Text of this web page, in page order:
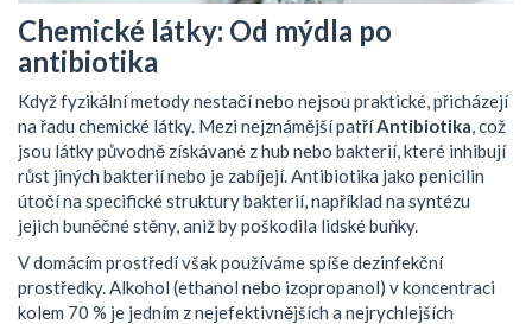
Chemické látky: Od mýdla po
antibiotika
Když fyzikální metody nestačí nebo nejsou praktické, přicházejí
na řadu chemické látky. Mezi nejznámější patříAntibiotika , což
jsou látky původně získávané z hub nebo bakterií, které inhibují
růst jiných bakterií nebo je zabíjejí. Antibiotika jako penicilin
útočí na specifické struktury bakterií, například na syntézu
jejich buněčné stěny, aniž by poškodila lidské buňky.
V domácím prostředí však používáme spíše dezinfekční
prostředky. Alkohol (ethanol nebo izopropanol) v koncentraci
kolem 70 % je jedním z nejefektivnějších a nejrychlejších